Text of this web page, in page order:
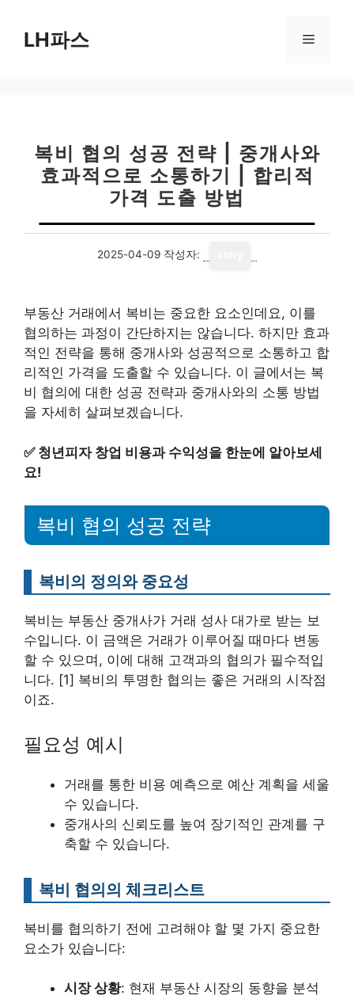
LH파스 메
복비 협의 성공 전략 | 중개사와
효과적으로 소통하기 | 합리적
가격 도출 방법
2025-04-09 작성자:
부동산 거래에서 복비는 중요한 요소인데요, 이를
협의하는 과정이 간단하지는 않습니다. 하지만 효과
적인 전략을 통해 중개사와 성공적으로 소통하고 합
리적인 가격을 도출할 수 있습니다. 이 글에서는 복
비 협의에 대한 성공 전략과 중개사와의 소통 방법
을 자세히 살펴보겠습니다.
✅ 청년피자 창업 비용과 수익성을 한눈에 알아보세
요!
복비 협의 성공 전략
복비의 정의와 중요성
복비는 부동산 중개사가 거래 성사 대가로 받는 보
수입니다. 이 금액은 거래가 이루어질 때마다 변동
할 수 있으며, 이에 대해 고객과의 협의가 필수적입
니다. [1] 복비의 투명한 협의는 좋은 거래의 시작점
이죠.
필요성 예시
거래를 통한 비용 예측으로 예산 계획을 세울
수 있습니다.
중개사의 신뢰도를 높여 장기적인 관계를 구
축할 수 있습니다.
복비 협의의 체크리스트
복비를 협의하기 전에 고려해야 할 몇 가지 중요한
요소가 있습니다:
시장 상황: 현재 부동산 시장의 동향을 분석